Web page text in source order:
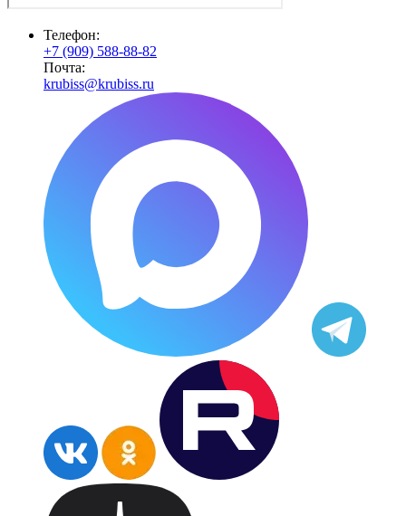
Телефон:
+7 (909) 588-88-82
Почта:
krubiss@krubiss.ru